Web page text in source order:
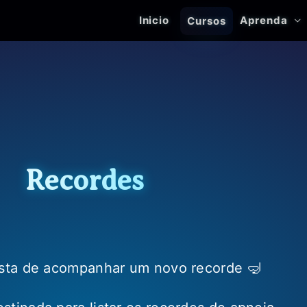
Inicio Cursos Aprenda
Recordes
de acompanhar um novo recorde 🤿